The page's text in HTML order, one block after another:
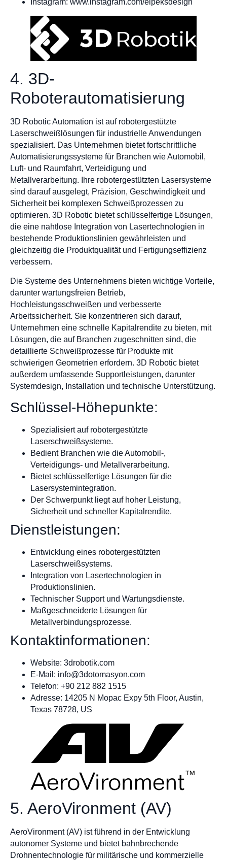
Instagram: www.instagram.com/eipeksdesign
4. 3D-
Roboterautomatisierung
3D Robotic Automation ist auf robotergestützte
Laserschweißlösungen für industrielle Anwendungen
spezialisiert. Das Unternehmen bietet fortschrittliche
Automatisierungssysteme für Branchen wie Automobil,
Luft- und Raumfahrt, Verteidigung und
Metallverarbeitung. Ihre robotergestützten Lasersysteme
sind darauf ausgelegt, Präzision, Geschwindigkeit und
Sicherheit bei komplexen Schweißprozessen zu
optimieren. 3D Robotic bietet schlüsselfertige Lösungen,
die eine nahtlose Integration von Lasertechnologien in
bestehende Produktionslinien gewährleisten und
gleichzeitig die Produktqualität und Fertigungseffizienz
verbessern.
Die Systeme des Unternehmens bieten wichtige Vorteile,
darunter wartungsfreien Betrieb,
Hochleistungsschweißen und verbesserte
Arbeitssicherheit. Sie konzentrieren sich darauf,
Unternehmen eine schnelle Kapitalrendite zu bieten, mit
Lösungen, die auf Branchen zugeschnitten sind, die
detaillierte Schweißprozesse für Produkte mit
schwierigen Geometrien erfordern. 3D Robotic bietet
außerdem umfassende Supportleistungen, darunter
Systemdesign, Installation und technische Unterstützung.
Schlüssel-Höhepunkte:
Spezialisiert auf robotergestützte
Laserschweißsysteme.
Bedient Branchen wie die Automobil-,
Verteidigungs- und Metallverarbeitung.
Bietet schlüsselfertige Lösungen für die
Lasersystemintegration.
Der Schwerpunkt liegt auf hoher Leistung,
Sicherheit und schneller Kapitalrendite.
Dienstleistungen:
Entwicklung eines robotergestützten
Laserschweißsystems.
Integration von Lasertechnologien in
Produktionslinien.
Technischer Support und Wartungsdienste.
Maßgeschneiderte Lösungen für
Metallverbindungsprozesse.
Kontaktinformationen:
Website: 3drobotik.com
E-Mail: info@3dotomasyon.com
Telefon: +90 212 882 1515
Adresse: 14205 N Mopac Expy 5th Floor, Austin,
Texas 78728, US
5. AeroVironment (AV)
AeroVironment (AV) ist führend in der Entwicklung
autonomer Systeme und bietet bahnbrechende
Drohnentechnologie für militärische und kommerzielle